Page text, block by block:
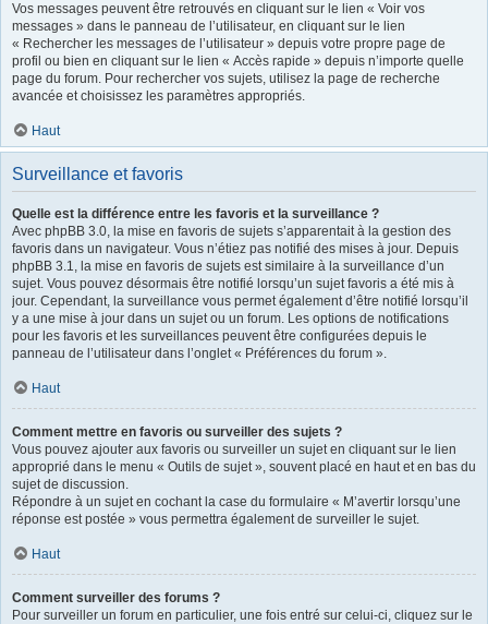
Vos messages peuvent être retrouvés en cliquant sur le lien « Voir vos
messages » dans le panneau de l’utilisateur, en cliquant sur le lien
« Rechercher les messages de l’utilisateur » depuis votre propre page de
profil ou bien en cliquant sur le lien « Accès rapide » depuis n’importe quelle
page du forum. Pour rechercher vos sujets, utilisez la page de recherche
avancée et choisissez les paramètres appropriés.
Haut
Surveillance et favoris
Quelle est la différence entre les favoris et la surveillance ?
Avec phpBB 3.0, la mise en favoris de sujets s’apparentait à la gestion des
favoris dans un navigateur. Vous n’étiez pas notifié des mises à jour. Depuis
phpBB 3.1, la mise en favoris de sujets est similaire à la surveillance d’un
sujet. Vous pouvez désormais être notifié lorsqu’un sujet favoris a été mis à
jour. Cependant, la surveillance vous permet également d’être notifié lorsqu’il
y a une mise à jour dans un sujet ou un forum. Les options de notifications
pour les favoris et les surveillances peuvent être configurées depuis le
panneau de l’utilisateur dans l’onglet « Préférences du forum ».
Haut
Comment mettre en favoris ou surveiller des sujets ?
Vous pouvez ajouter aux favoris ou surveiller un sujet en cliquant sur le lien
approprié dans le menu « Outils de sujet », souvent placé en haut et en bas du
sujet de discussion.
Répondre à un sujet en cochant la case du formulaire « M’avertir lorsqu’une
réponse est postée » vous permettra également de surveiller le sujet.
Haut
Comment surveiller des forums ?
Pour surveiller un forum en particulier, une fois entré sur celui-ci, cliquez sur le